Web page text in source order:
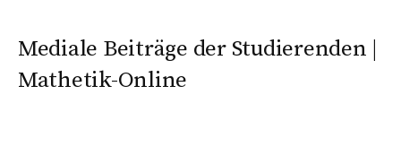
Mediale Beiträge der Studierenden |
Mathetik-Online